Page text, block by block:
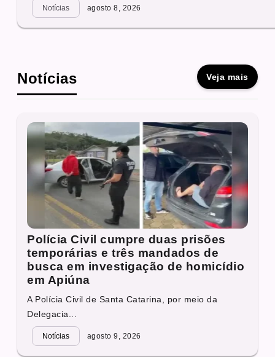
Notícias agosto 8, 2026
Notícias Veja mais
Polícia Civil cumpre duas prisões
temporárias e três mandados de
busca em investigação de homicídio
em Apiúna
A Polícia Civil de Santa Catarina, por meio da
Delegacia...
Notícias agosto 9, 2026